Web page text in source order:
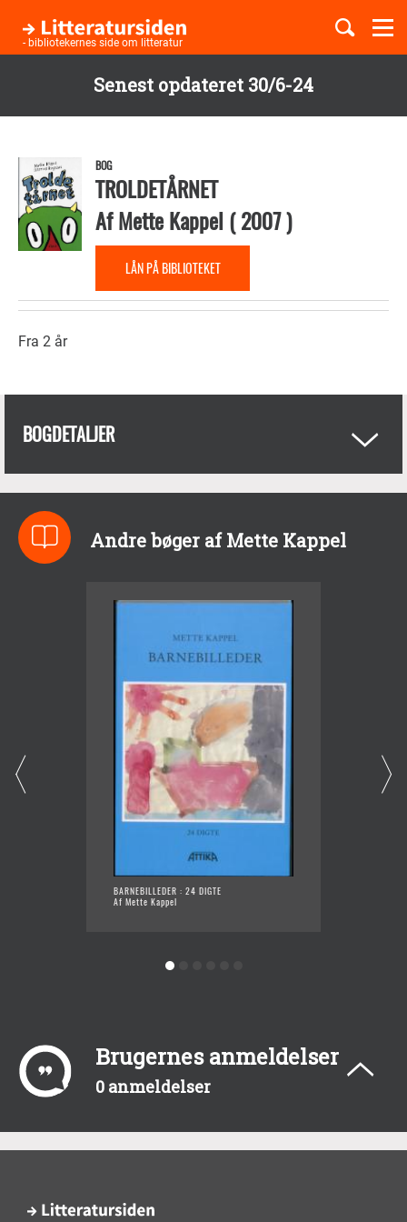
Senest opdateret 30/6-24
hovedindhold
- bibliotekernes side om litteratur
Børnebøger
Temaer
BOG
TROLDETÅRNET
AfMette Kappel (2007)
LÅN PÅ BIBLIOTEKET
Fra 2 år
BOGDETALJER
Andre bøger af Mette Kappel
BARNEBILLEDER : 24 DIGTE
Af Mette Kappel
Brugernes anmeldelser
0 anmeldelser